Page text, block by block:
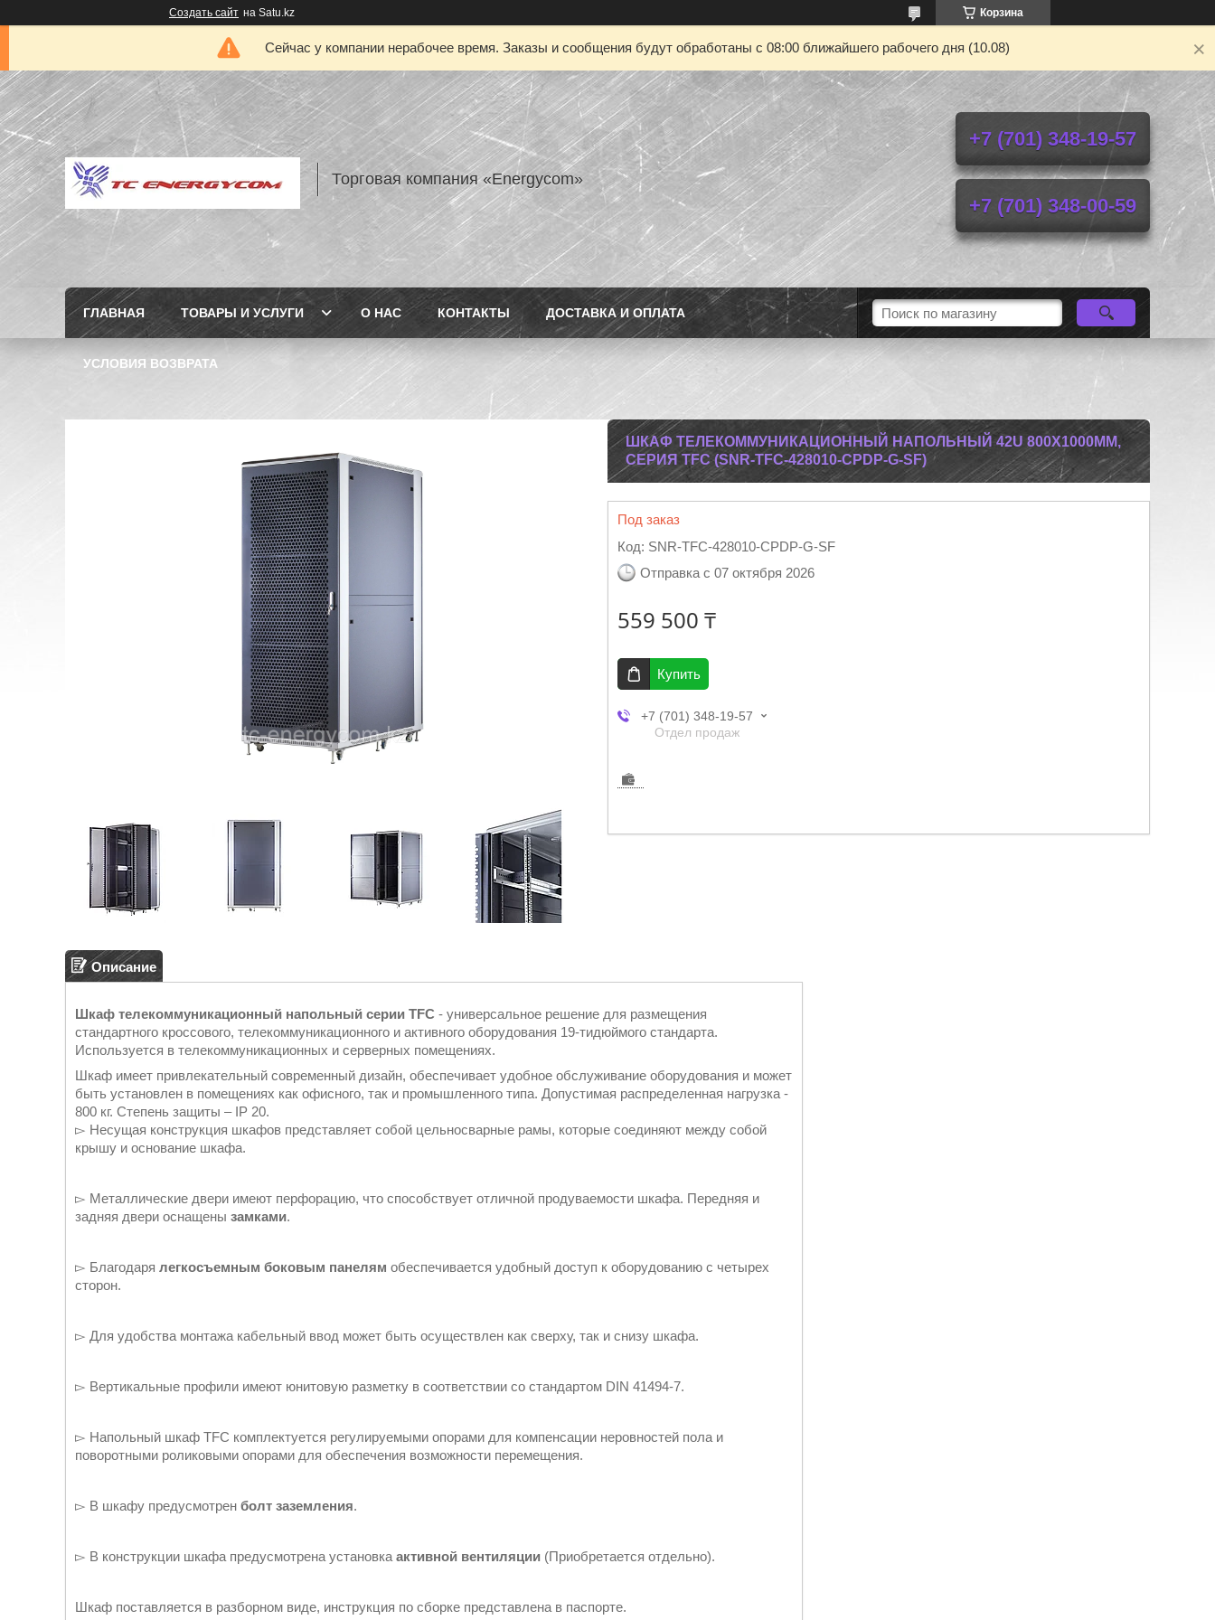
Создать сайт на Satu.kz Корзина
Сейчас у компании нерабочее время. Заказы и сообщения будут обработаны с 08:00 ближайшего рабочего дня (10.08)
Торговая компания «Energycom»
+7 (701) 348-19-57
+7 (701) 348-00-59
ГЛАВНАЯ ТОВАРЫ И УСЛУГИ О НАС КОНТАКТЫ ДОСТАВКА И ОПЛАТА
УСЛОВИЯ ВОЗВРАТА
ШКАФ ТЕЛЕКОММУНИКАЦИОННЫЙ НАПОЛЬНЫЙ 42U 800X1000ММ,
СЕРИЯ TFC (SNR-TFC-428010-CPDP-G-SF)
Под заказ
Код: SNR-TFC-428010-CPDP-G-SF
Отправка с 07 октября 2026
559 500 ₸
Купить
+7 (701) 348-19-57
Отдел продаж
Описание
Шкаф телекоммуникационный напольный серии TFC - универсальное решение для размещения
стандартного кроссового, телекоммуникационного и активного оборудования 19-тидюймого стандарта.
Используется в телекоммуникационных и серверных помещениях.
Шкаф имеет привлекательный современный дизайн, обеспечивает удобное обслуживание оборудования и может
быть установлен в помещениях как офисного, так и промышленного типа. Допустимая распределенная нагрузка -
800 кг. Степень защиты – IP 20.
▻ Несущая конструкция шкафов представляет собой цельносварные рамы, которые соединяют между собой
крышу и основание шкафа.
▻ Металлические двери имеют перфорацию, что способствует отличной продуваемости шкафа. Передняя и
задняя двери оснащены замками.
▻ Благодаря легкосъемным боковым панелям обеспечивается удобный доступ к оборудованию с четырех
сторон.
▻ Для удобства монтажа кабельный ввод может быть осуществлен как сверху, так и снизу шкафа.
▻ Вертикальные профили имеют юнитовую разметку в соответствии со стандартом DIN 41494-7.
▻ Напольный шкаф TFC комплектуется регулируемыми опорами для компенсации неровностей пола и
поворотными роликовыми опорами для обеспечения возможности перемещения.
▻ В шкафу предусмотрен болт заземления.
▻ В конструкции шкафа предусмотрена установка активной вентиляции (Приобретается отдельно).
Шкаф поставляется в разборном виде, инструкция по сборке представлена в паспорте.